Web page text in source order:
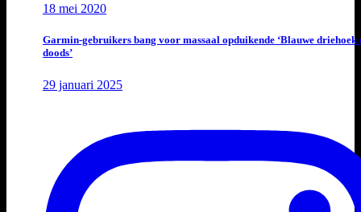
18 mei 2020
Garmin-gebruikers bang voor massaal opduikende ‘Blauwe driehoek
doods’
29 januari 2025